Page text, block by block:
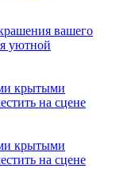
вашего
уютной
крытыми
на сцене
крытыми
на сцене